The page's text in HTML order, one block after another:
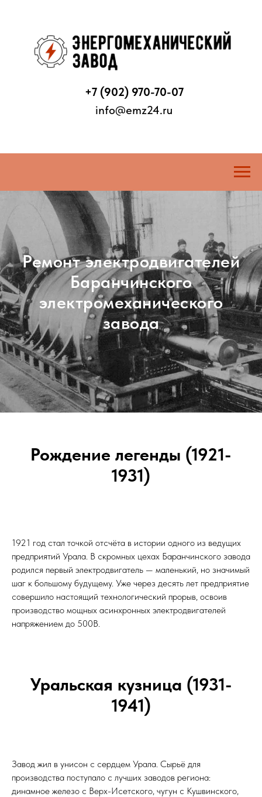
+7 (902) 970-70-07
info@emz24.ru
Ремонт электродвигателей
Баранчинского
электромеханического
завода
Рождение легенды (1921-
1931)
1921 год стал точкой отсчёта в истории одного из ведущих
предприятий Урала. В скромных цехах Баранчинского завода
родился первый электродвигатель — маленький, но значимый
шаг к большому будущему. Уже через десять лет предприятие
совершило настоящий технологический прорыв, освоив
производство мощных асинхронных электродвигателей
напряжением до 500В.
Уральская кузница (1931-
1941)
Завод жил в унисон с сердцем Урала. Сырьё для
производства поступало с лучших заводов региона:
динамное железо с Верх-Исетского, чугун с Кушвинского,